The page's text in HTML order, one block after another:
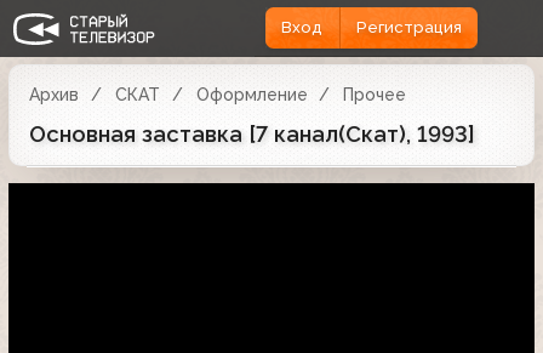
Вход Регистрация
Архив СКАТ Оформление Прочее
Основная заставка [7 канал(Скат), 1993]